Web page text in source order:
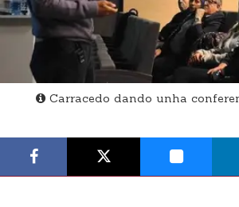
Carracedo dando unha